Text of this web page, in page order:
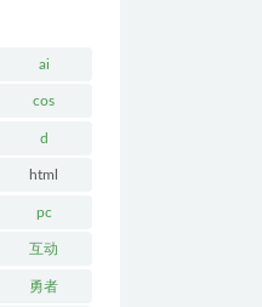
ai
cos
d
html
pc
互动
勇者